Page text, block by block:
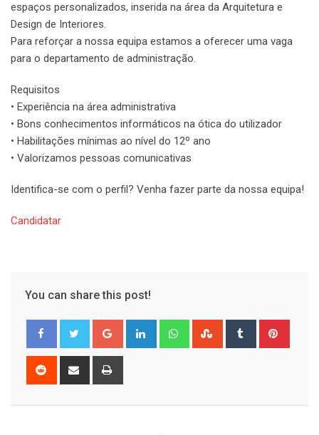
espaços personalizados, inserida na área da Arquitetura e
Design de Interiores.
Para reforçar a nossa equipa estamos a oferecer uma vaga
para o departamento de administração.
Requisitos
• Experiência na área administrativa
• Bons conhecimentos informáticos na ótica do utilizador
• Habilitações mínimas ao nível do 12º ano
• Valorizamos pessoas comunicativas
Identifica-se com o perfil? Venha fazer parte da nossa equipa!
Candidatar
You can share this post!
Google+ LinkedIn WhatsappStumbleUpon
Tumblr
Reddit
Share